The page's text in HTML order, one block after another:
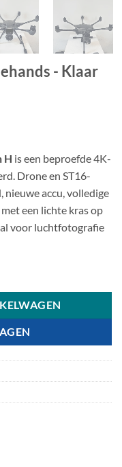
- Klaar
H is een beproefde 4K-
Drone en ST16-
nieuwe accu, volledige
een lichte kras op
voor luchtfotografie